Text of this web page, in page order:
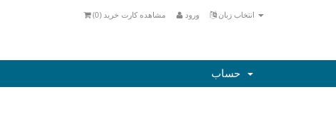
ورود مشاهده کارت خرید (0
)